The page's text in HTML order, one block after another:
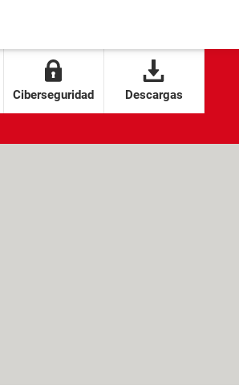
Ciberseguridad Descargas